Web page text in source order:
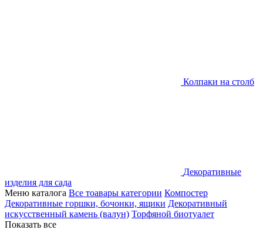
Колпаки на столб
Декоративные
изделия для сада
Меню каталога Все тоавары категории Компостер
Декоративные горшки, бочонки, ящики Декоративный
искусственный камень (валун) Торфяной биотуалет
Показать все